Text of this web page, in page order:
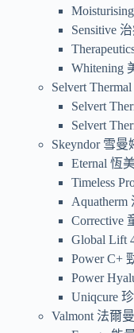
Sensitive
Whitening
Selvert
Selvert
Selvert
Skeyndor 雪曼
Eternal 恆
Timeless
Aquatherm
Corrective
Global Lift
Power C+
Power
Uniqcure
Valmont 法爾曼